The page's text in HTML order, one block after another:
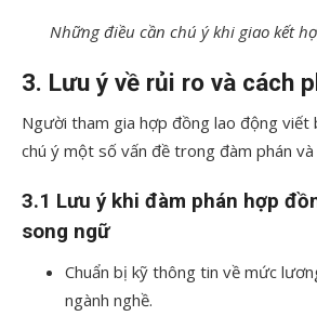
Những điều cần chú ý khi giao kết
3. Lưu ý về rủi ro và cách
Người tham gia hợp đồng lao động viết
chú ý một số vấn đề trong đàm phán và
3.1 Lưu ý khi đàm phán hợp
song ngữ
Chuẩn bị kỹ thông tin về mức
ngành nghề.